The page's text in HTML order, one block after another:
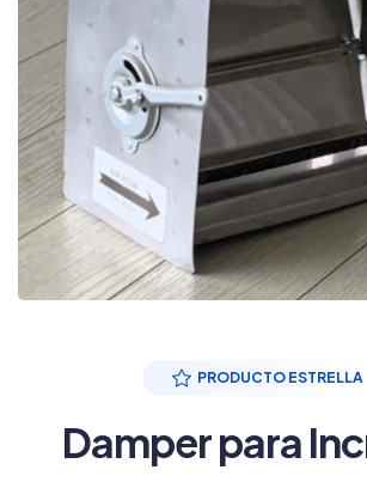
PRODUCTO ESTRELLA
Damper para